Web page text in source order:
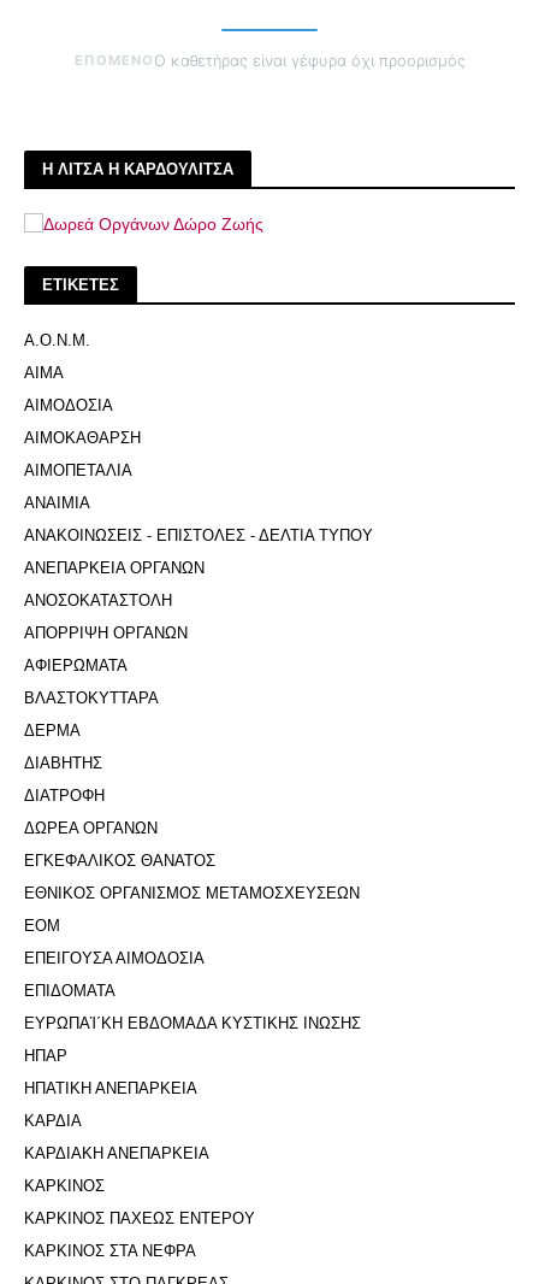
ΕΠΟΜΕΝΟ Ο καθετήρας είναι γέφυρα όχι προορισμός
Η ΛΙΤΣΑ Η ΚΑΡΔΟΥΛΙΤΣΑ
ΕΤΙΚΕΤΕΣ
Α.Ο.Ν.Μ.
ΑΙΜΑ
ΑΙΜΟΔΟΣΙΑ
ΑΙΜΟΚΑΘΑΡΣΗ
ΑΙΜΟΠΕΤΑΛΙΑ
ΑΝΑΙΜΙΑ
ΑΝΑΚΟΙΝΩΣΕΙΣ - ΕΠΙΣΤΟΛΕΣ - ΔΕΛΤΙΑ ΤΥΠΟΥ
ΑΝΕΠΑΡΚΕΙΑ ΟΡΓΑΝΩΝ
ΑΝΟΣΟΚΑΤΑΣΤΟΛΗ
ΑΠΟΡΡΙΨΗ ΟΡΓΑΝΩΝ
ΑΦΙΕΡΩΜΑΤΑ
ΒΛΑΣΤΟΚΥΤΤΑΡΑ
ΔΕΡΜΑ
ΔΙΑΒΗΤΗΣ
ΔΙΑΤΡΟΦΗ
ΔΩΡΕΑ ΟΡΓΑΝΩΝ
ΕΓΚΕΦΑΛΙΚΟΣ ΘΑΝΑΤΟΣ
ΕΘΝΙΚΟΣ ΟΡΓΑΝΙΣΜΟΣ ΜΕΤΑΜΟΣΧΕΥΣΕΩΝ
ΕΟΜ
ΕΠΕΙΓΟΥΣΑ ΑΙΜΟΔΟΣΙΑ
ΕΠΙΔΟΜΑΤΑ
ΕΥΡΩΠΑΊ΄ΚΗ ΕΒΔΟΜΑΔΑ ΚΥΣΤΙΚΗΣ ΙΝΩΣΗΣ
ΗΠΑΡ
ΗΠΑΤΙΚΗ ΑΝΕΠΑΡΚΕΙΑ
ΚΑΡΔΙΑ
ΚΑΡΔΙΑΚΗ ΑΝΕΠΑΡΚΕΙΑ
ΚΑΡΚΙΝΟΣ
ΚΑΡΚΙΝΟΣ ΠΑΧΕΩΣ ΕΝΤΕΡΟΥ
ΚΑΡΚΙΝΟΣ ΣΤΑ ΝΕΦΡΑ